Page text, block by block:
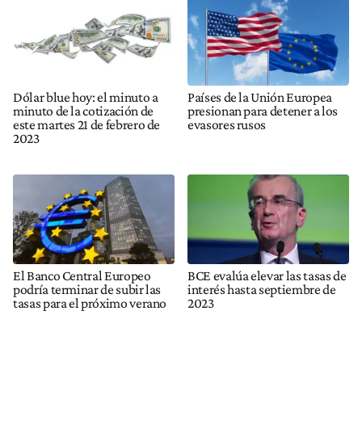
Dólar blue hoy: el minuto a
minuto de la cotización de
este martes 21 de febrero de
2023
Países de la Unión Europea
presionan para detener a los
evasores rusos
El Banco Central Europeo
podría terminar de subir las
tasas para el próximo verano
BCE evalúa elevar las tasas de
interés hasta septiembre de
2023